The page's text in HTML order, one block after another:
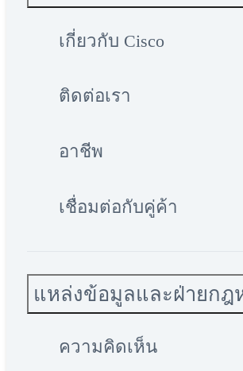
เกี่ยวกับ Cisco
ติดต่อเรา
อาชีพ
เชื่อมต่อกับคู่ค้า
แหล่งข้อมูลและฝ่ายกฎ
ความคิดเห็น